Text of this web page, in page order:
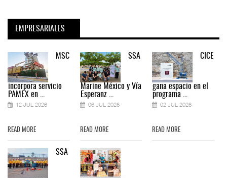
EMPRESARIALES
MSC
incorpora servicio
PAMEX en ...
12 JUL 2026
READ MORE
SSA
SSA
Marine México y Vía
Esperanz ...
06 JUL 2026
READ MORE
CICE
gana espacio en el
programa ...
02 JUL 2026
READ MORE